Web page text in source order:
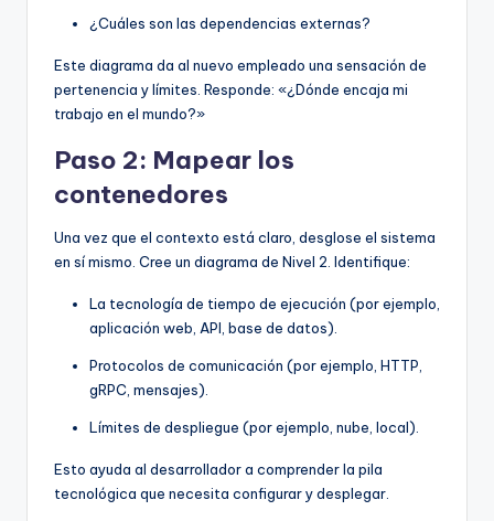
¿Cuáles son las dependencias externas?
Este diagrama da al nuevo empleado una sensación de
pertenencia y límites. Responde: «¿Dónde encaja mi
trabajo en el mundo?»
Paso 2: Mapear los
contenedores
Una vez que el contexto está claro, desglose el sistema
en sí mismo. Cree un diagrama de Nivel 2. Identifique:
La tecnología de tiempo de ejecución (por ejemplo,
aplicación web, API, base de datos).
Protocolos de comunicación (por ejemplo, HTTP,
gRPC, mensajes).
Límites de despliegue (por ejemplo, nube, local).
Esto ayuda al desarrollador a comprender la pila
tecnológica que necesita configurar y desplegar.